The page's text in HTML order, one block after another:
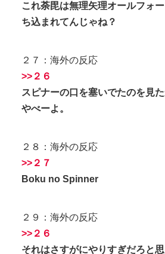
これ荼毘は無理矢理オールフォ
ち込まれてんじゃね？
２７：海外の反応
>>２６
スピナーの口を塞いでたのを見
やべーよ。
２８：海外の反応
>>２７
Boku no Spinner
２９：海外の反応
>>２６
それはさすがにやりすぎだろと